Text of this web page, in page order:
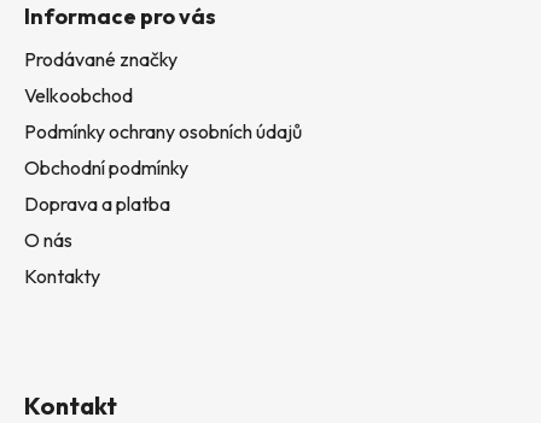
Informace pro vás
Prodávané značky
Velkoobchod
Podmínky ochrany osobních údajů
Obchodní podmínky
Doprava a platba
O nás
Kontakty
Kontakt